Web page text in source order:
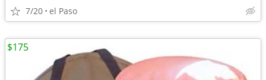
7/20 el Paso
$175